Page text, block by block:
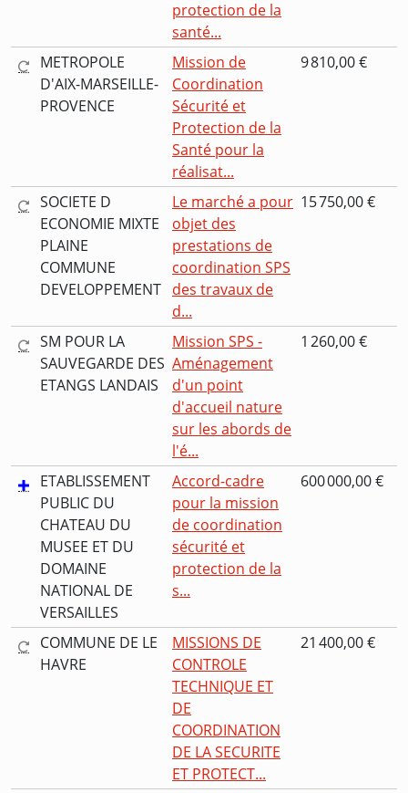
protection de la
santé...
METROPOLE
D'AIX-MARSEILLE-
PROVENCE
Mission de
Coordination
Sécurité et
Protection de la
Santé pour la
réalisat...
9 810,00 €
SOCIETE D
ECONOMIE MIXTE
PLAINE
COMMUNE
DEVELOPPEMENT
Le marché a pour
objet des
prestations de
coordination SPS
des travaux de
d...
15 750,00 €
SM POUR LA
SAUVEGARDE DES
ETANGS LANDAIS
Mission SPS -
Aménagement
d'un point
d'accueil nature
sur les abords de
l'é...
1 260,00 €
ETABLISSEMENT
PUBLIC DU
CHATEAU DU
MUSEE ET DU
DOMAINE
NATIONAL DE
VERSAILLES
Accord-cadre
pour la mission
de coordination
sécurité et
protection de la
s...
600 000,00 €
COMMUNE DE LE
HAVRE
MISSIONS DE
CONTROLE
TECHNIQUE ET
DE
COORDINATION
DE LA SECURITE
ET PROTECT...
21 400,00 €